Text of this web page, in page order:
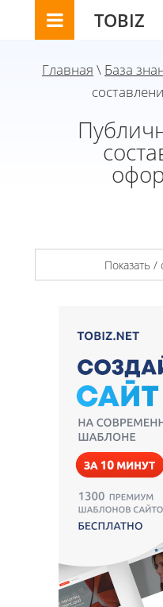
TOBIZ
Главная \ База
Показать /